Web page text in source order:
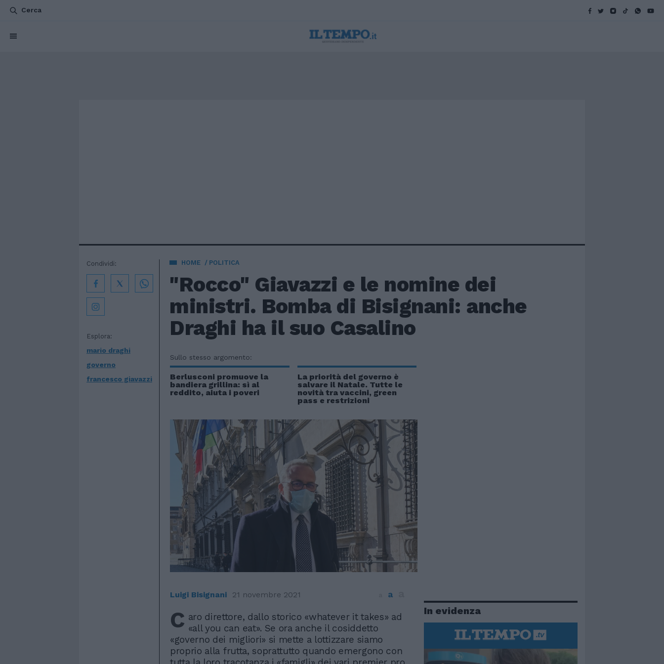
Cerca
HOME POLITICA
"Rocco" Giavazzi e le nomine dei
ministri. Bomba di Bisignani: anche
Draghi ha il suo Casalino
Esplora:
mario draghi
governo
francesco giavazzi
Condividi:
Sullo stesso argomento:
Berlusconi promuove la
bandiera grillina: sì al
reddito, aiuta i poveri
La priorità del governo è
salvare il Natale. Tutte le
novità tra vaccini, green
pass e restrizioni
Luigi Bisignani 21 novembre 2021 a
C aro direttore, dallo storico «whatever it takes» ad
«all you can eat». Se ora anche il cosiddetto
«governo dei migliori» si mette a lottizzare siamo
proprio alla frutta, soprattutto quando emergono con
In evidenza